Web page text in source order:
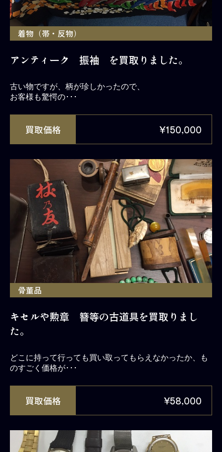
着物（帯・反物）
アンティーク 振袖 を買取りました。
古い物ですが、柄が珍しかったので、
お客様も驚愕の･･･
買取価格 ¥150,000
骨董品
キセルや勲章 簪等の古道具を買取りまし
た。
どこに持って行っても買い取ってもらえなかったか、も
のすごく価格が･･･
買取価格 ¥58,000